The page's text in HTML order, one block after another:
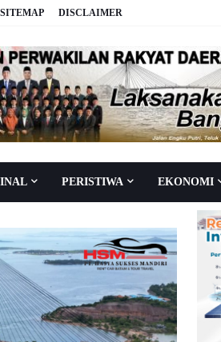
SITEMAP DISCLAIMER
PERISTIWA EKONOMI